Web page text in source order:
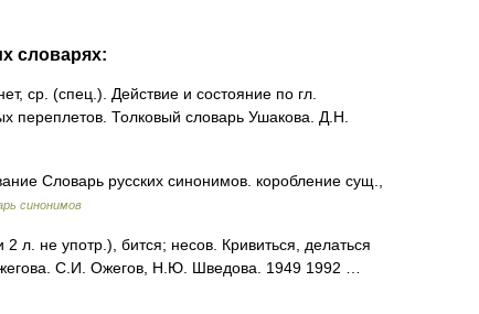
словарях:
ср. (спец.). Действие и состояние по гл.
переплетов. Толковый словарь Ушакова. Д.Н.
Словарь русских синонимов. коробление сущ.,
синонимов
не употр.), бится; несов. Кривиться, делаться
С.И. Ожегов, Н.Ю. Шведова. 1949 1992 …